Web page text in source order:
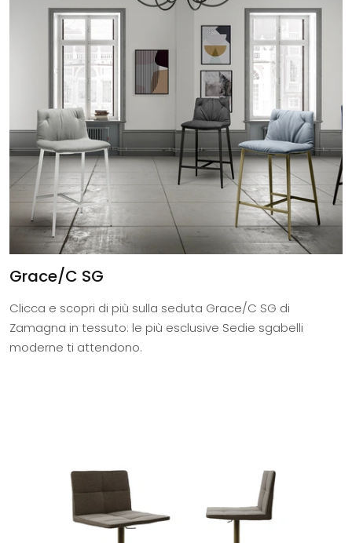
Grace/C SG
Clicca e scopri di più sulla seduta Grace/C SG di
Zamagna in tessuto: le più esclusive Sedie sgabelli
moderne ti attendono.